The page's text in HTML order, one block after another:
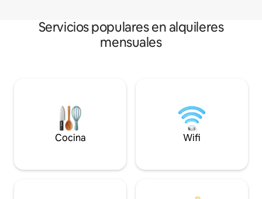
Servicios populares en alquileres
mensuales
Cocina Wifi